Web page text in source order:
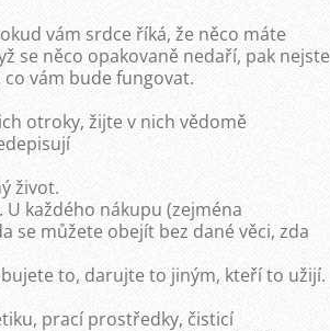
vám srdce říká, že něco máte
se něco opakovaně nedaří, pak nejste
vám bude fungovat.
otroky, žijte v nich vědomě
život.
každého nákupu (zejména
se můžete obejít bez dané věci, zda
to, darujte to jiným, kteří to užijí.
prací prostředky, čisticí